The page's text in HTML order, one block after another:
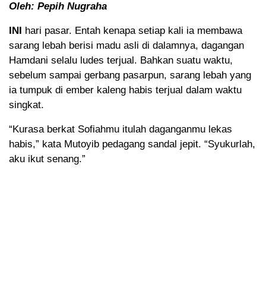
Oleh: Pepih Nugraha
INI hari pasar. Entah kenapa setiap kali ia membawa
sarang lebah berisi madu asli di dalamnya, dagangan
Hamdani selalu ludes terjual. Bahkan suatu waktu,
sebelum sampai gerbang pasarpun, sarang lebah yang
ia tumpuk di ember kaleng habis terjual dalam waktu
singkat.
“Kurasa berkat Sofiahmu itulah daganganmu lekas
habis,” kata Mutoyib pedagang sandal jepit. “Syukurlah,
aku ikut senang.”